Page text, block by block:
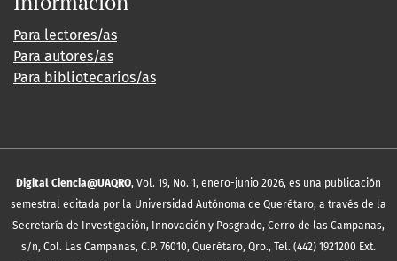
Para lectores/as
Para autores/as
Para bibliotecarios/as
Digital Ciencia@UAQRO, Vol. 19, No. 1, enero-junio 2026, es una publicación
semestral editada por la Universidad Autónoma de Querétaro, a través de la
Secretaría de Investigación, Innovación y Posgrado, Cerro de las Campanas,
s/n, Col. Las Campanas, C.P. 76010, Querétaro, Qro., Tel. (442) 1921200 Ext.